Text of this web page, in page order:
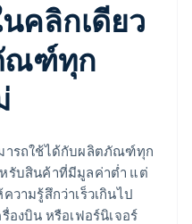
คลิกเดียว
ณฑ์ทุก
มารถใช้ได้กับผลิตภัณฑ์ทุก
รับสินค้าที่มีมูลค่าต่ำ แต่
วามรู้สึกว่าเร็วเกินไป
องบิน หรือเฟอร์นิเจอร์